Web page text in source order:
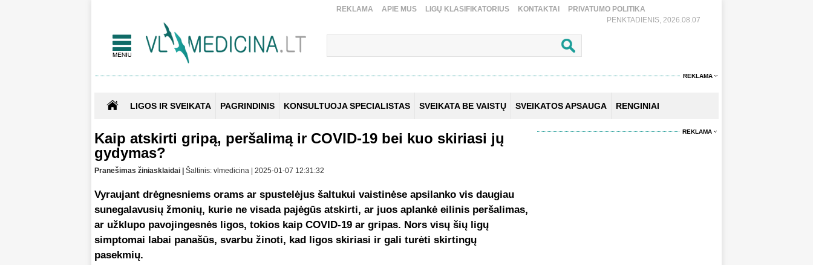
REKLAMA APIE MUS LIGŲ KLASIFIKATORIUS KONTAKTAI
PRIVATUMO POLITIKA
PENKTADIENIS, 2026.08.07
REKLAMA
LIGOS IR SVEIKATA PAGRINDINIS KONSULTUOJA SPECIALISTAS SVEIKATA BE VAISTŲ SVEIKATOS APSAUGA RENGINIAI
Kaip atskirti gripą, peršalimą ir COVID-19 bei kuo skiriasi jų
gydymas?
Pranešimas žiniasklaidai | Šaltinis: vlmedicina | 2025-01-07 12:31:32
Vyraujant drėgnesniems orams ar spustelėjus šaltukui vaistinėse apsilanko vis daugiau
sunegalavusių žmonių, kurie ne visada pajėgūs atskirti, ar juos aplankė eilinis peršalimas,
ar užklupo pavojingesnės ligos, tokios kaip COVID-19 ar gripas. Nors visų šių ligų
simptomai labai panašūs, svarbu žinoti, kad ligos skiriasi ir gali turėti skirtingų
pasekmių.
REKLAMA